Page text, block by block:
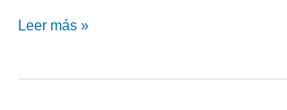
Empresas
de
Leer más »